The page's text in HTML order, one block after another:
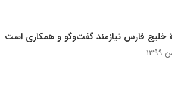
خلیج فارس نیازمند گفت‌وگو و همکاری است